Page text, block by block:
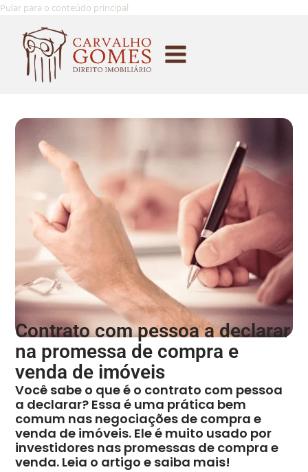
Pular para o conteúdo principal
Contrato com pessoa a declarar
na promessa de compra e
venda de imóveis
Você sabe o que é o contrato com pessoa
a declarar? Essa é uma prática bem
comum nas negociações de compra e
venda de imóveis. Ele é muito usado por
investidores nas promessas de compra e
venda. Leia o artigo e saiba mais!